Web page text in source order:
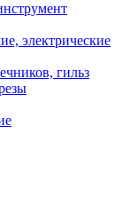
электрические
гильз